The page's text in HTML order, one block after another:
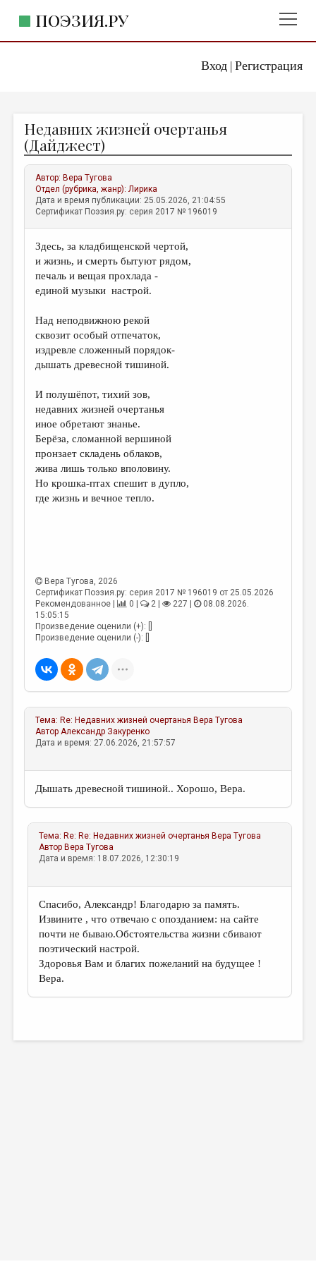
Вход| Регистрация
ПОЭЗИЯ.РУ
ЖАНРЫ
АВТОРЫ
КОММЕНТАРИИ
ЛИТСАЛОН
ПРАВИЛА САЙТА
ОТДЕЛЫ И РУБРИКИ
ДАЙДЖЕСТ
ПРОИЗВЕДЕНИЯ
КОНКУРСЫ
ДЕТСКАЯ КОМНАТА
КНИЖНАЯ ПОЛКА
ОБЗОР ЛИТЕРАТУРЫ
РЕДКОЛЛЕГИЯ
ОТ РЕДАКЦИИ
МАЛАЯ ПРОЗА
ЭССЕИСТИКА
ЛИТЕРАТУРОВЕДЕНИЕ
КУЛЬТУРОВЕДЕНИЕ
ПУБЛИЦИСТИКА
ЦИКЛЫ ПУБЛИКАЦИЙ
ТРЕДИАКОВСКИЙ
МЕДИА
ВКОНТАКТЕ
Недавних жизней очертанья
(Дайджест)
Автор: Вера Тугова
Отдел (рубрика, жанр):Лирика
Дата и время публикации: 25.05.2026, 21:04:55
Сертификат Поэзия.ру: серия 2017 № 196019
Здесь, за кладбищенской чертой,
и жизнь, и смерть бытуют рядом,
печаль и вещая прохлада -
единой музыки настрой.
Над неподвижною рекой
сквозит особый отпечаток,
издревле сложенный порядок-
дышать древесной тишиной.
И полушёпот, тихий зов,
недавних жизней очертанья
иное обретают знанье.
Берёза, сломанной вершиной
пронзает складень облаков,
жива лишь только вполовину.
Но крошка-птах спешит в дупло,
где жизнь и вечное тепло.
Вера Тугова, 2026
Сертификат Поэзия.ру: серия 2017 № 196019 от 25.05.2026
Рекомендованное |
0 | 2 | 227 |
08.08.2026.
15:05:15
Произведение оценили (+): []
Произведение оценили (-): []
Тема: Re: Недавних жизней очертанья Вера Тугова
АвторАлександр Закуренко
Дата и время: 27.06.2026, 21:57:57
Дышать древесной тишиной.. Хорошо, Вера.
Тема: Re: Re: Недавних жизней очертанья Вера Тугова
Автор Вера Тугова
Дата и время: 18.07.2026, 12:30:19
Спасибо, Александр! Благодарю за память.
Извините , что отвечаю с опозданием: на сайте
почти не бываю.Обстоятельства жизни сбивают
поэтический настрой.
Здоровья Вам и благих пожеланий на будущее !
Вера.